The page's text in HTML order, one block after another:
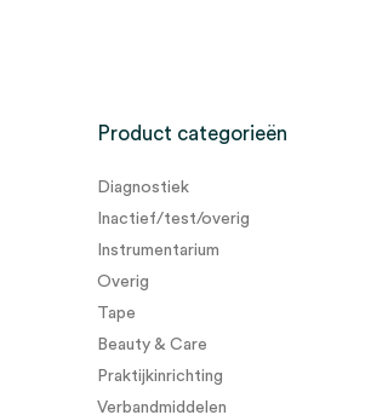
Product categorieën
Diagnostiek
Inactief/test/overig
Instrumentarium
Overig
Tape
Beauty & Care
Praktijkinrichting
Verbandmiddelen